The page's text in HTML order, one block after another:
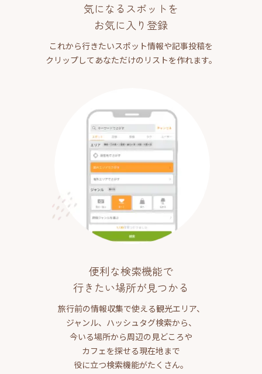
気になるスポットを
お気に入り登録
これから行きたいスポット情報や記事投稿を
クリップしてあなただけのリストを作れます。
便利な検索機能で
行きたい場所が見つかる
旅行前の情報収集で使える観光エリア、
ジャンル、ハッシュタグ検索から、
今いる場所から周辺の見どころや
カフェを探せる現在地まで
役に立つ検索機能がたくさん。